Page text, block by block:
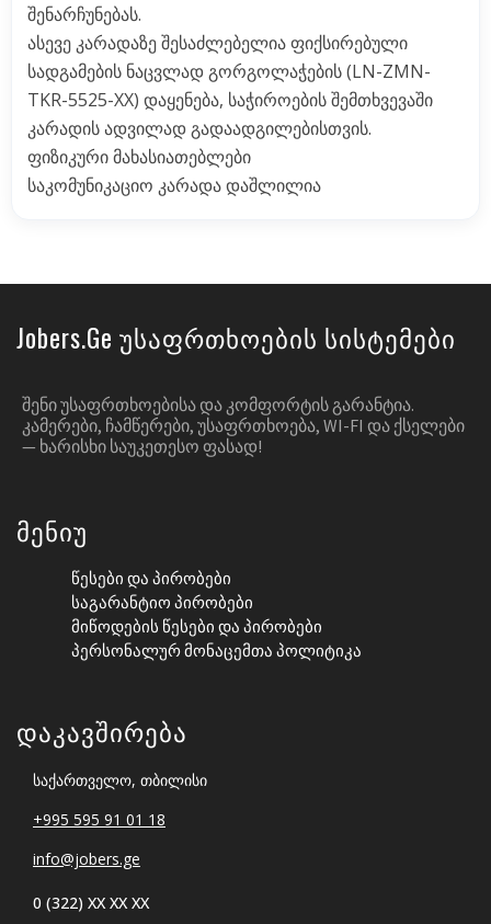
შენარჩუნებას.
ასევე კარადაზე შესაძლებელია ფიქსირებული
სადგამების ნაცვლად გორგოლაჭების (LN-ZMN-
TKR-5525-XX) დაყენება, საჭიროების შემთხვევაში
კარადის ადვილად გადაადგილებისთვის.
ფიზიკური მახასიათებლები
საკომუნიკაციო კარადა დაშლილია
Jobers.ge Უსაფრთხოების Სისტემები
ᲨᲔᲜᲘ ᲣᲡᲐᲤᲠᲗᲮᲝᲔᲑᲘᲡᲐ ᲓᲐ ᲙᲝᲛᲤᲝᲠᲢᲘᲡ ᲒᲐᲠᲐᲜᲢᲘᲐ.
ᲙᲐᲛᲔᲠᲔᲑᲘ, ᲩᲐᲛᲬᲔᲠᲔᲑᲘ, ᲣᲡᲐᲤᲠᲗᲮᲝᲔᲑᲐ, WI-FI ᲓᲐ ᲥᲡᲔᲚᲔᲑᲘ
— ᲮᲐᲠᲘᲡᲮᲘ ᲡᲐᲣᲙᲔᲗᲔᲡᲝ ᲤᲐᲡᲐᲓ!
Მენიუ
Წესები Და Პირობები
Საგარანტიო Პირობები
Მიწოდების Წესები Და Პირობები
Პერსონალურ Მონაცემთა Პოლიტიკა
Დაკავშირება
საქართველო, თბილისი
+995 595 91 01 18
info@jobers.ge
0 (322) XX XX XX